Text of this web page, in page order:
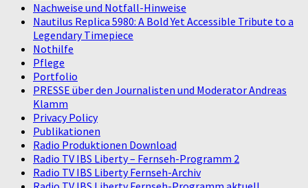
Nachweise und Notfall-Hinweise
Nautilus Replica 5980: A Bold Yet Accessible Tribute to a
Legendary Timepiece
Nothilfe
Pflege
Portfolio
PRESSE über den Journalisten und Moderator Andreas
Klamm
Privacy Policy
Publikationen
Radio Produktionen Download
Radio TV IBS Liberty – Fernseh-Programm 2
Radio TV IBS Liberty Fernseh-Archiv